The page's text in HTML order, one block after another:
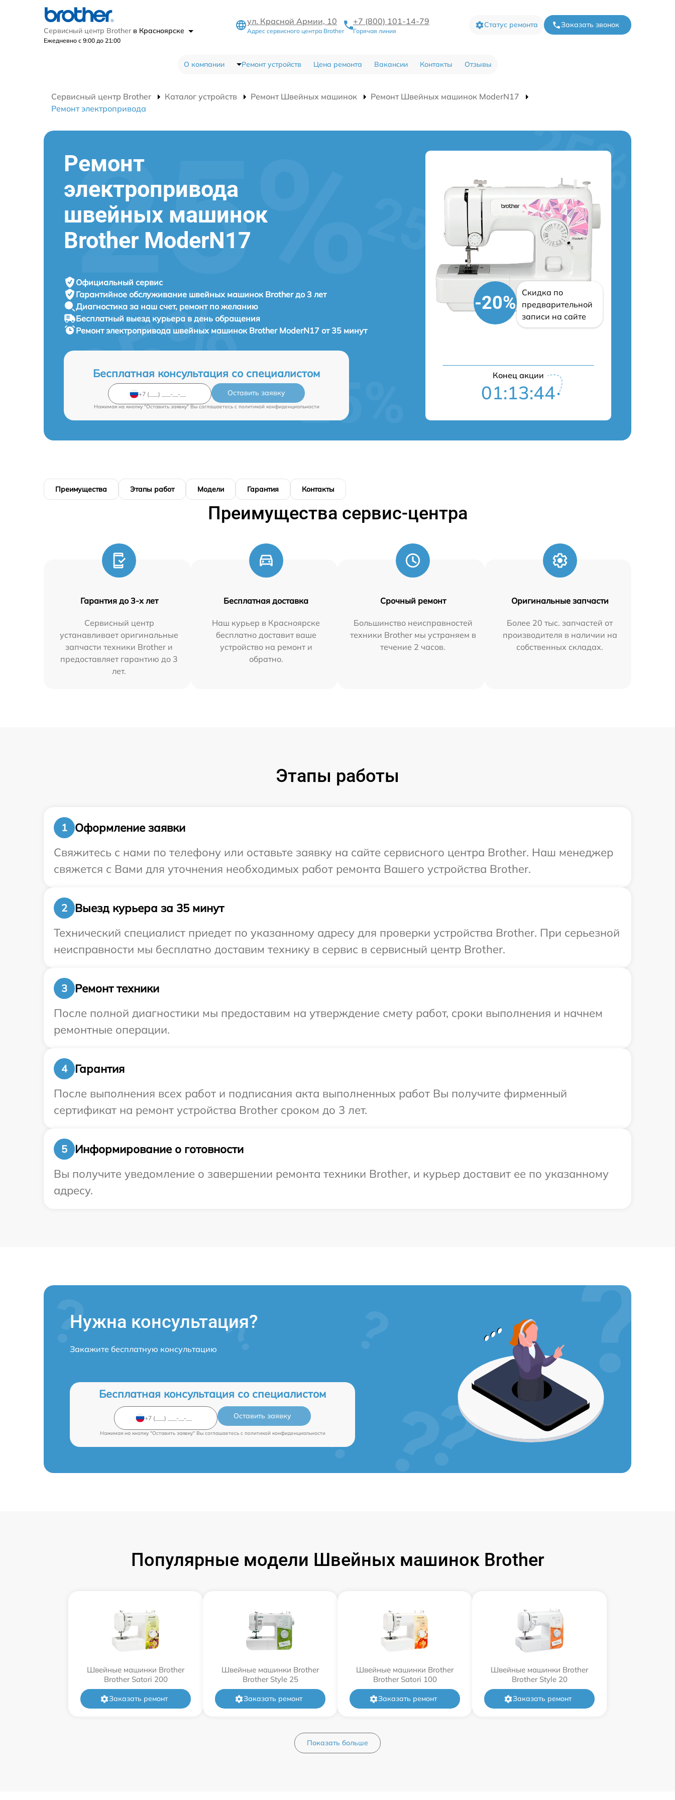
Сервисный центр Brother в Красноярске
Ежедневно с 9:00 до 21:00
ул. Красной Армии, 10
Адрес сервисного центра Brother
+7 (800) 101-14-79
Горячая линия
Статус ремонта Заказать звонок
О компании Ремонт устройств Цена ремонта Вакансии Контакты Отзывы
Сервисный центр Brother Каталог устройств Ремонт Швейных машинок
Ремонт Швейных машинок ModerN17
Ремонт электропривода
Ремонт
электропривода
швейных машинок
Brother ModerN17
Официальный сервис
Гарантийное обслуживание швейных машинок Brother до 3 лет
Диагностика за наш счет, ремонт по желанию
Бесплатный выезд курьера в день обращения
Ремонт электропривода швейных машинок Brother ModerN17 от 35 минут
Бесплатная консультация со специалистом
Оставить заявку
Нажимая на кнопку "Оставить заявку" Вы соглашаетесь c политикой конфиденциальности
-20%
Скидка по
предварительной
записи на сайте
Конец акции
01:13:43
Преимущества Этапы работ Модели Гарантия Контакты
Преимущества сервис-центра
Гарантия до 3-х лет
Сервисный центр
устанавливает оригинальные
запчасти техники Brother и
предоставляет гарантию до 3
лет.
Бесплатная доставка
Наш курьер в Красноярске
бесплатно доставит ваше
устройство на ремонт и
обратно.
Срочный ремонт
Большинство неисправностей
техники Brother мы устраняем в
течение 2 часов.
Оригинальные запчасти
Более 20 тыс. запчастей от
производителя в наличии на
собственных складах.
Этапы работы
1
Оформление заявки
Свяжитесь с нами по телефону или оставьте заявку на сайте сервисного центра Brother. Наш менеджер
свяжется с Вами для уточнения необходимых работ ремонта Вашего устройства Brother.
2
Выезд курьера за 35 минут
Технический специалист приедет по указанному адресу для проверки устройства Brother. При серьезной
неисправности мы бесплатно доставим технику в сервис в сервисный центр Brother.
3
Ремонт техники
После полной диагностики мы предоставим на утверждение смету работ, сроки выполнения и начнем
ремонтные операции.
4
Гарантия
После выполнения всех работ и подписания акта выполненных работ Вы получите фирменный
сертификат на ремонт устройства Brother сроком до 3 лет.
5
Информирование о готовности
Вы получите уведомление о завершении ремонта техники Brother, и курьер доставит ее по указанному
адресу.
Нужна консультация?
Закажите бесплатную консультацию
Бесплатная консультация со специалистом
Оставить заявку
Нажимая на кнопку "Оставить заявку" Вы соглашаетесь c политикой конфиденциальности
Популярные модели Швейных машинок Brother
Швейные машинки Brother
Brother Satori 200
Заказать ремонт
Швейные машинки Brother
Brother Style 25
Заказать ремонт
Швейные машинки Brother
Brother Satori 100
Заказать ремонт
Швейные машинки Brother
Brother Style 20
Заказать ремонт
Показать больше